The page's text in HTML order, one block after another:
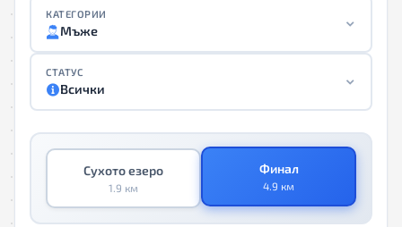
КАТЕГОРИИ
Мъже
СТАТУС
Всички
Сухото езеро
1.9 км
Финал
4.9 км